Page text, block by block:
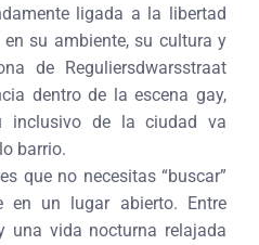
ligada a la libertad
su ambiente, su cultura y
de Reguliersdwarsstraat
dentro de la escena gay,
inclusivo de la ciudad va
barrio.
que no necesitas “buscar”
en un lugar abierto. Entre
una vida nocturna relajada